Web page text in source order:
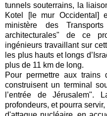
tunnels souterrains,
la
Kotel [le mur
ministère des
architecturales" de ce
ingénieurs travaillant sur
les plus hauts et longs
plus de 11 km de long.
Pour permettre aux trains
construisent un terminal
l’entrée de
profondeurs, et pourra